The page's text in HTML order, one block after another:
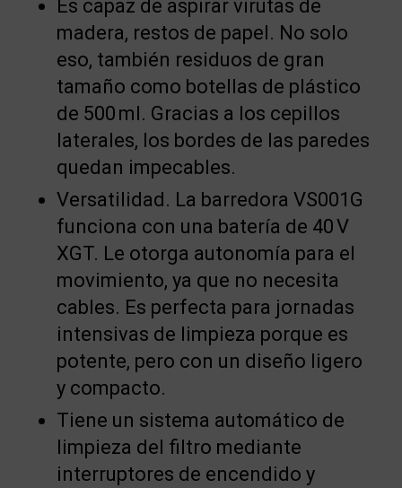
Es capaz de aspirar virutas de
madera, restos de papel. No solo
eso, también residuos de gran
tamaño como botellas de plástico
de 500 ml. Gracias a los cepillos
laterales, los bordes de las paredes
quedan impecables.
Versatilidad. La barredora VS001G
funciona con una batería de 40 V
XGT. Le otorga autonomía para el
movimiento, ya que no necesita
cables. Es perfecta para jornadas
intensivas de limpieza porque es
potente, pero con un diseño ligero
y compacto.
Tiene un sistema automático de
limpieza del filtro mediante
interruptores de encendido y